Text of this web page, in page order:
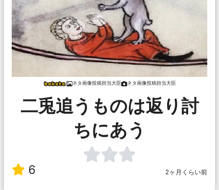
ネタ画像投稿担当大臣 ネタ画像投稿担当大臣
二兎追うものは返り討
ちにあう
6 2ヶ月くらい前